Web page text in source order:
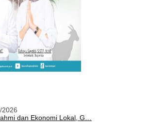
2026
dan Ekonomi Lokal, G…